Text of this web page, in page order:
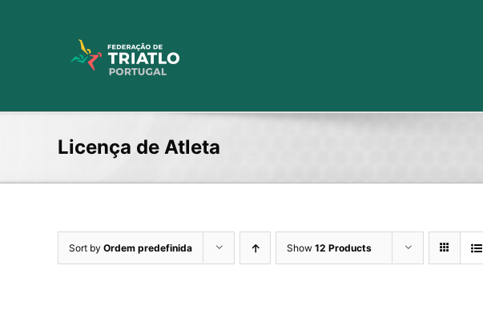
Licença de Atleta
Sort by Ordem predefinida Show 12 Products